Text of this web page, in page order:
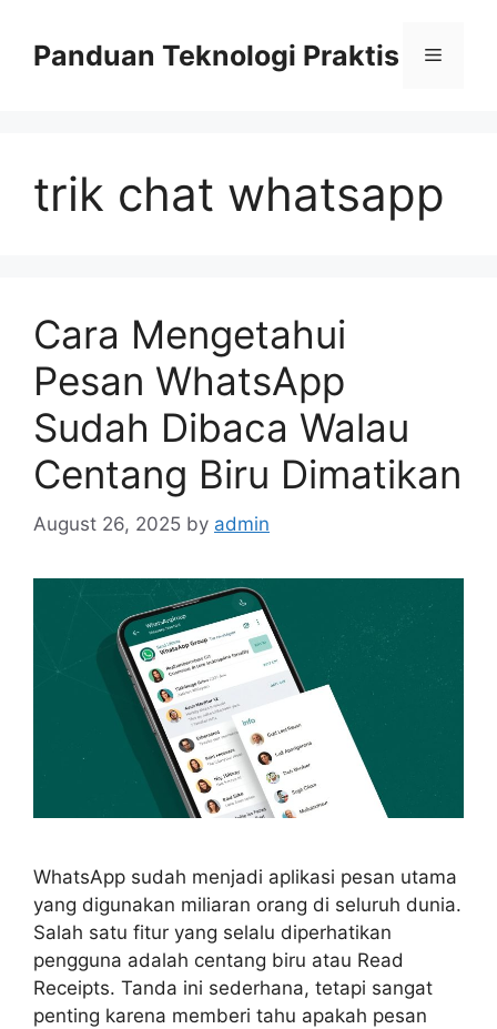
contentPanduan Teknologi Praktis Menu
trik chat whatsapp
Cara Mengetahui
Pesan WhatsApp
Sudah Dibaca Walau
Centang Biru Dimatikan
August 26, 2025 by admin
WhatsApp sudah menjadi aplikasi pesan utama
yang digunakan miliaran orang di seluruh dunia.
Salah satu fitur yang selalu diperhatikan
pengguna adalah centang biru atau Read
Receipts. Tanda ini sederhana, tetapi sangat
penting karena memberi tahu apakah pesan